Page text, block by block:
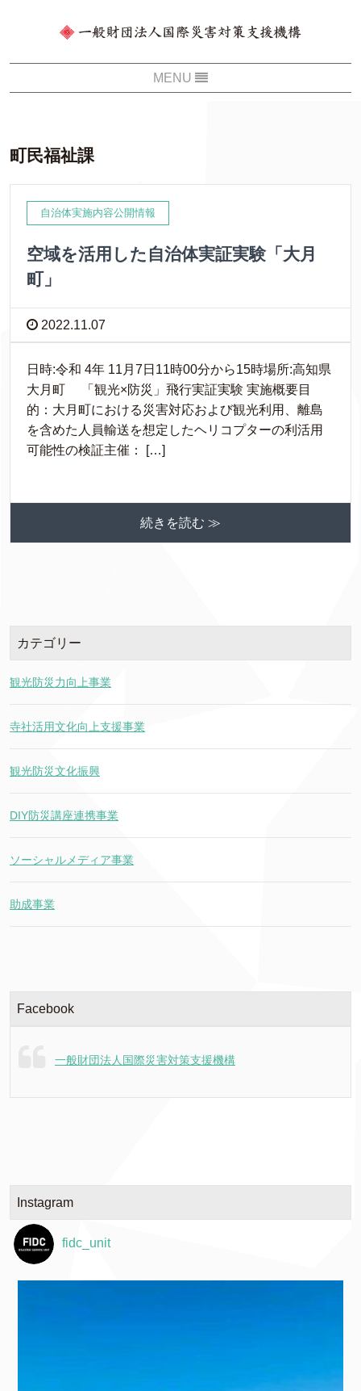
町民福祉課
自治体実施内容公開情報
空域を活用した自治体実証実験「大月
町」
2022.11.07
日時:令和 4年 11月7日11時00分から15時場所:高知県
大月町 「観光×防災」飛行実証実験 実施概要目
的：大月町における災害対応および観光利用、離島
を含めた人員輸送を想定したヘリコプターの利活用
可能性の検証主催： […]
続きを読む ≫
カテゴリー
観光防災力向上事業
寺社活用文化向上支援事業
観光防災文化振興
DIY防災講座連携事業
ソーシャルメディア事業
助成事業
Facebook
一般財団法人国際災害対策支援機構
Instagram
fidc_unit